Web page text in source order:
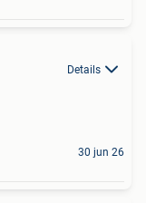
Details
30 jun 26